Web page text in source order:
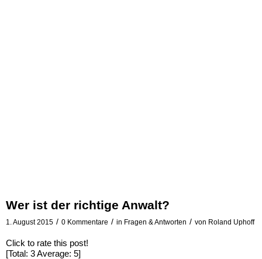
Wer ist der richtige Anwalt?
1. August 2015 / 0 Kommentare / in Fragen & Antworten / von Roland Uphoff
Click to rate this post!
[Total: 3Average: 5]